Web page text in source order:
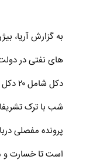
به گزارش آریا،
شب با ترک
پرونده مفصلی
است تا خسارت و